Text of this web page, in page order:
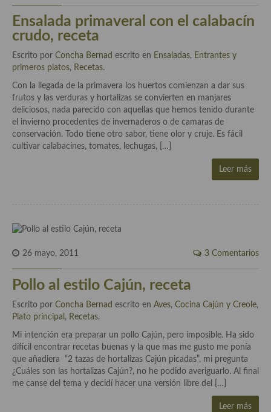
Cocina Yoshoku
Cocina callejera
Cocina fusión
Cocinas de España
Cocina Andaluza
Cocina Aragonesa
Cocina Castilla – La Mancha
Cocina Catalana
Cocina Extremeña
Cocina Gallega
Cocina Madrileña
Cocina Murciana
Ensalada primaveral con el calabacín
crudo, receta
Escrito por Concha Bernad escrito en Ensaladas, Entrantes y
primeros platos, Recetas.
Con la llegada de la primavera los huertos comienzan a dar sus
frutos y las verduras y hortalizas se convierten en manjares
deliciosos, nada parecido con aquellas que hemos tenido durante
el invierno procedentes de invernaderos o de camaras de
conservación. Todo tiene otro sabor, tiene olor y cruje. Es fácil
cultivar calabacines, tomates, lechugas, […]
Leer más
26 mayo, 2011 3 Comentarios
Pollo al estilo Cajún, receta
Escrito por Concha Bernad escrito en Aves, Cocina Cajún y Creole,
Plato principal , Recetas.
Mi intención era preparar un pollo Cajún, pero imposible. Ha sido
difícil encontrar recetas buenas y la que mas me gusto me ponía
que añadiera “2 tazas de hortalizas Cajún picadas”, mi pregunta
¿Cuáles son las hortalizas Cajún?, no he podido averiguarlo. Al final
me canse del tema y decidí hacer una versión libre del […]
Leer más